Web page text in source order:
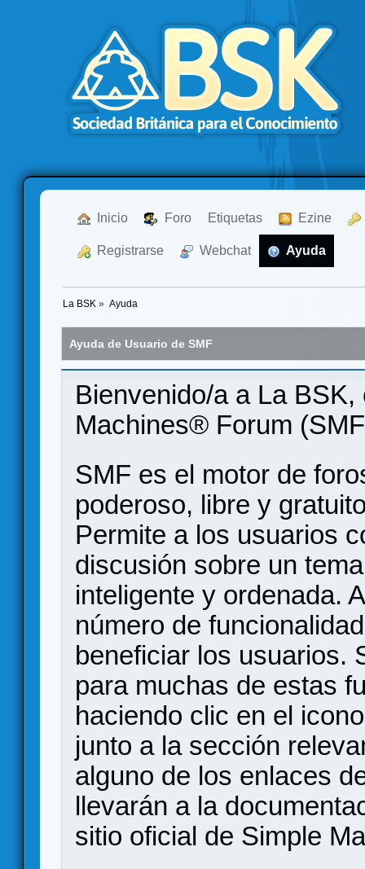
Inicio Foro Etiquetas Ezine
Registrarse Webchat Ayuda
La BSK » Ayuda
Ayuda de Usuario de SMF
Bienvenido/a a La
Machines® Forum
SMF es el motor de
poderoso, libre y
Permite a los usuarios
discusión sobre un
inteligente y ordenada.
número de
beneficiar los usuarios.
para muchas de estas
haciendo clic en el
junto a la sección
alguno de los enlaces
llevarán a la
sitio oficial de Simple